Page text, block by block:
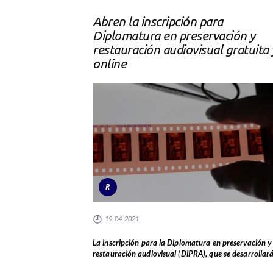
Abren la inscripción para
Diplomatura en preservación y
restauración audiovisual gratuita
online
R
19-04-2021
La inscripción para la Diplomatura en preservación y
restauración audiovisual (DiPRA), que se